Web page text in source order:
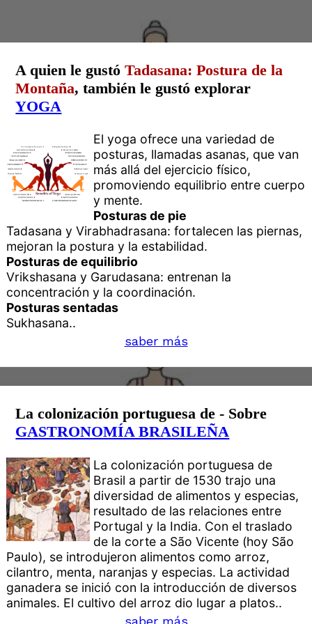
A quien le gustóTadasana: Postura de la
Montaña, también le gustó explorar
YOGA
El yoga ofrece una variedad de
posturas, llamadas asanas, que van
más allá del ejercicio físico,
promoviendo equilibrio entre cuerpo
y mente.
Posturas de pie
Tadasana y Virabhadrasana: fortalecen las piernas,
mejoran la postura y la estabilidad.
Posturas de equilibrio
Vrikshasana y Garudasana: entrenan la
concentración y la coordinación.
Posturas sentadas
Sukhasana..
saber más
La colonización portuguesa de - Sobre
GASTRONOMÍA BRASILEÑA
La colonización portuguesa de
Brasil a partir de 1530 trajo una
diversidad de alimentos y especias,
resultado de las relaciones entre
Portugal y la India. Con el traslado
de la corte a São Vicente (hoy São
Paulo), se introdujeron alimentos como arroz,
cilantro, menta, naranjas y especias. La actividad
ganadera se inició con la introducción de diversos
animales. El cultivo del arroz dio lugar a platos..
saber más